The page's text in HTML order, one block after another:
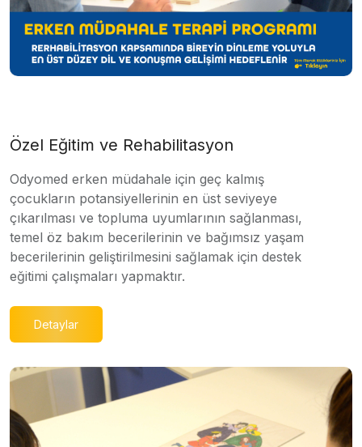
Özel Eğitim ve Rehabilitasyon
Odyomed erken müdahale için geç kalmış
çocukların potansiyellerinin en üst seviyeye
çıkarılması ve topluma uyumlarının sağlanması,
temel öz bakım becerilerinin ve bağımsız yaşam
becerilerinin geliştirilmesini sağlamak için destek
eğitimi çalışmaları yapmaktır.
Detaylar